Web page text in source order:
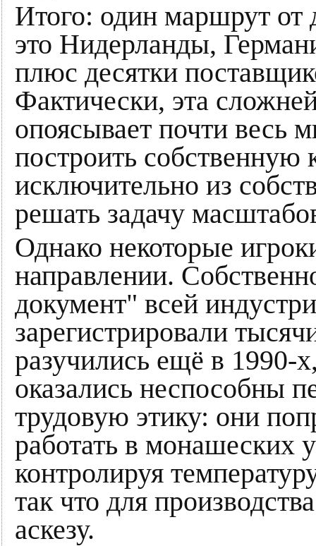
Итого: один маршрут от
это Нидерланды,
плюс десятки
Фактически, эта
опоясывает почти весь
построить собственную
исключительно из
решать задачу
Однако некоторые
направлении.
документ" всей
зарегистрировали
разучились ещё в 1990-
оказались неспособны
трудовую этику: они
работать в монашеских
контролируя
так что для
аскезу.